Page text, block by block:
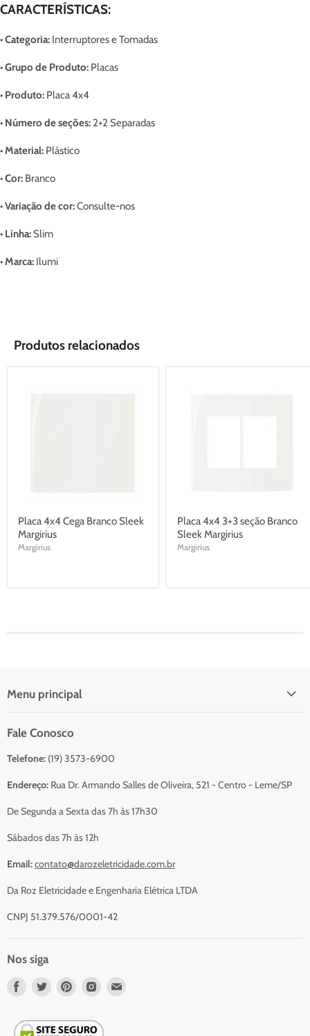
CARACTERÍSTICAS:
• Categoria: Interruptores e Tomadas
• Grupo de Produto: Placas
• Produto: Placa 4x4
• Número de seções: 2+2 Separadas
• Material: Plástico
• Cor: Branco
• Variação de cor:Consulte-nos
• Linha: Slim
• Marca: Ilumi
Produtos relacionados
Placa 4x4 Cega Branco Sleek
Margirius
Margirius
Placa 4x4 3+3 seção Branco
Sleek Margirius
Margirius
Menu principal
Catálogo Para Orçamento
Resumo do Orçamento
Sobre Nós
Fale Conosco
Telefone: (19) 3573-6900
Endereço: Rua Dr. Armando Salles de Oliveira, 521 - Centro - Leme/SP
De Segunda a Sexta das 7h às 17h30
Sábados das 7h às 12h
Email:contato@darozeletricidade.com.br
Da Roz Eletricidade e Engenharia Elétrica LTDA
CNPJ 51.379.576/0001-42
Nos siga
Nos
em
Nos
em
Nos
em
Nos